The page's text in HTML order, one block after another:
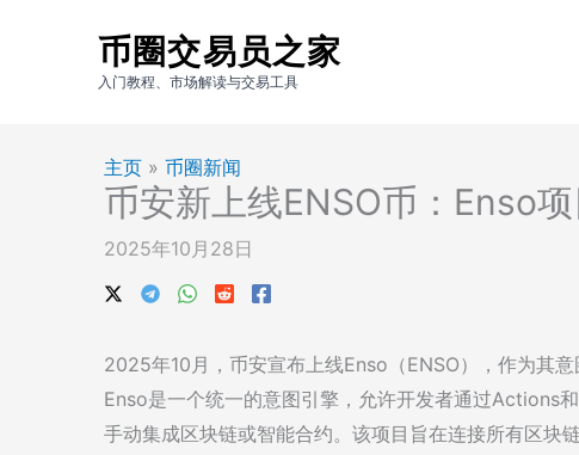
币圈交易员之家
入门教程、市场解读与交易工具
主页 » 币圈新闻
币安新上线ENSO币：Enso
2025年10月28日
2025年10月，币安宣布上线Enso（ENSO），作为其
Enso是一个统一的意图引擎，允许开发者通过Actions
手动集成区块链或智能合约。该项目旨在连接所有区块